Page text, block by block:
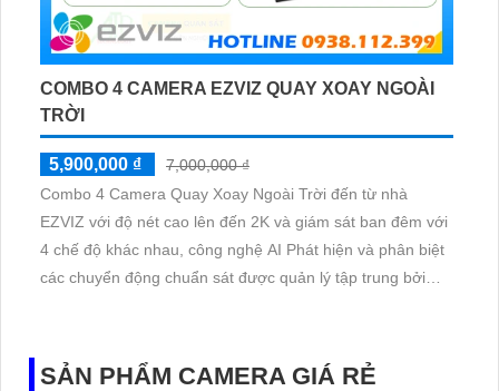
COMBO 4 CAMERA EZVIZ QUAY XOAY NGOÀI
TRỜI
5,900,000 ₫
7,000,000 ₫
Combo 4 Camera Quay Xoay Ngoài Trời đến từ nhà
EZVIZ với độ nét cao lên đến 2K và giám sát ban đêm với
4 chế độ khác nhau, công nghệ AI Phát hiện và phân biệt
các chuyển động chuẩn sát được quản lý tập trung bởi
SẢN PHẨM CAMERA GIÁ RẺ